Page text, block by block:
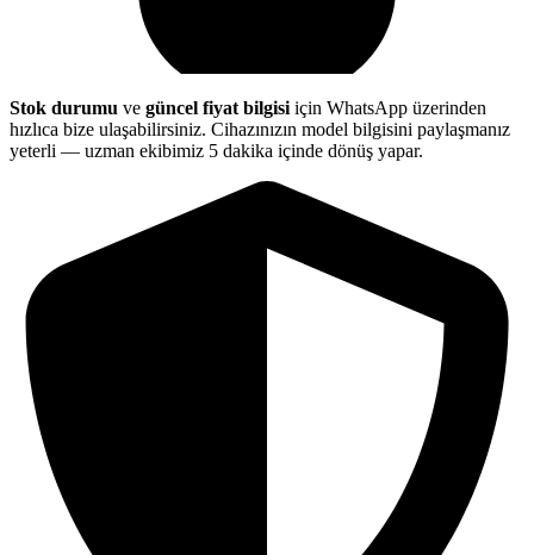
Stok durumu ve güncel fiyat bilgisi için WhatsApp üzerinden
hızlıca bize ulaşabilirsiniz. Cihazınızın model bilgisini paylaşmanız
yeterli — uzman ekibimiz 5 dakika içinde dönüş yapar.